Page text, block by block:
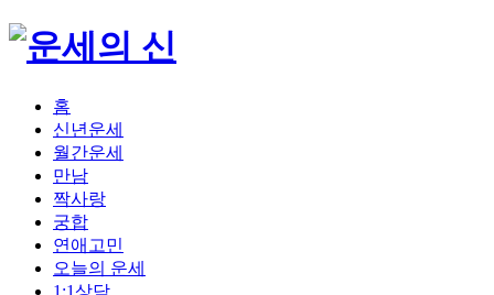
홈
신년운세
월간운세
만남
짝사랑
궁합
연애고민
오늘의 운세
1:1상담